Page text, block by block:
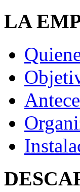
LA